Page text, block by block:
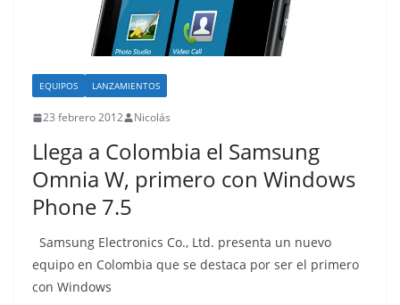
EQUIPOS LANZAMIENTOS
23 febrero 2012 Nicolás
Llega a Colombia el Samsung
Omnia W, primero con Windows
Phone 7.5
Samsung Electronics Co., Ltd. presenta un nuevo
equipo en Colombia que se destaca por ser el primero
con Windows